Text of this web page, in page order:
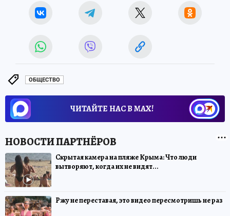
ОБЩЕСТВО
ЧИТАЙТЕ НАС В МАХ!
Скрытая камера на пляже Крыма: Что люди
вытворяют, когда их не видят...
Ржу не переставая, это видео пересмотришь не раз